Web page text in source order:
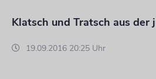
Klatsch und Tratsch aus der
19.09.2016 20:25 Uhr